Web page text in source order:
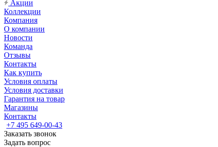
Акции
Коллекции
Компания
О компании
Новости
Команда
Отзывы
Контакты
Как купить
Условия оплаты
Условия доставки
Гарантия на товар
Магазины
Контакты
+7 495 649-00-43
Заказать звонок
Задать вопрос